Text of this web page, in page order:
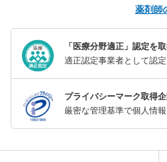
薬剤師
「医療分野適正」認定を
適正認定事業者として認定
プライバシーマーク取得
厳密な管理基準で個人情報